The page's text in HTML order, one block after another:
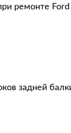
ремонте
задней